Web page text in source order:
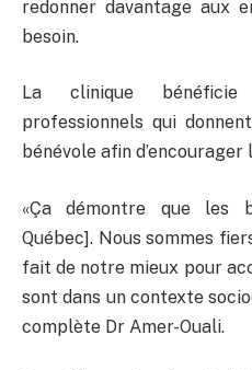
redonner davantage aux
besoin.
La clinique
professionnels qui
bénévole afin d’encourager
«Ça démontre que les
Québec]. Nous sommes
fait de notre mieux pour
sont dans un contexte
complète Dr Amer-Ouali.